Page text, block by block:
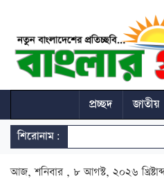
প্রচ্ছদ জাতীয়
শিরোনাম:
আজ, শনিবার , ৮ আগস্ট, ২০২৬